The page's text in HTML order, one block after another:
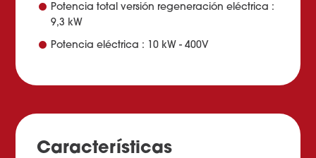
Potencia total versión regeneración eléctrica :
9,3 kW
Potencia eléctrica : 10 kW - 400V
Características